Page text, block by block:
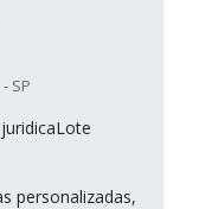
SP
personalizadas,